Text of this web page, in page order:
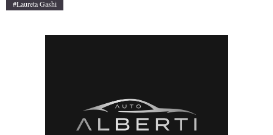
#Laureta Gashi